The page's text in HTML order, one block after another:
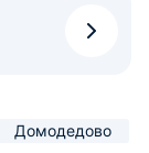
Домодедово